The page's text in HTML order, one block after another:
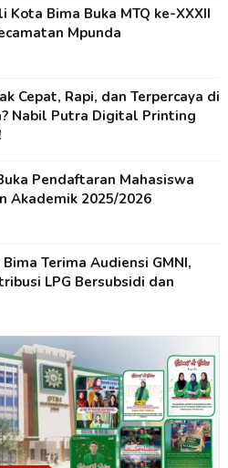
Kota Bima Buka MTQ ke-XXXII
Mpunda
Cepat, Rapi, dan Terpercaya di
Nabil Putra Digital Printing
Pendaftaran Mahasiswa
Akademik 2025/2026
Terima Audiensi GMNI,
LPG Bersubsidi dan